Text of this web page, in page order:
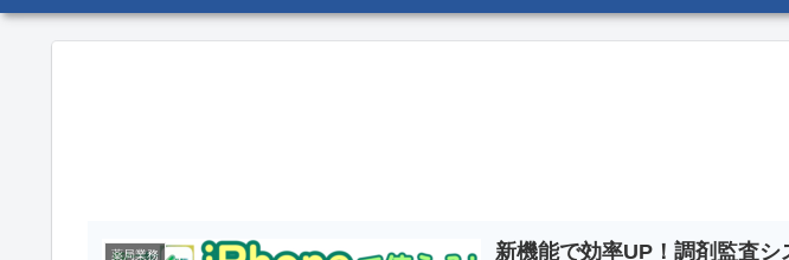
薬局業務
新機能で効率UP！調剤監査